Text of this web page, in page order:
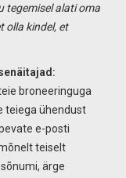
tegemisel alati oma
olla kindel, et
broneeringuga
teiega ühendust
e-posti
teiselt
ärge